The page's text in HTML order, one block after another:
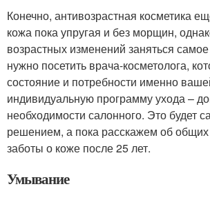
Конечно, антивозрастная косметика
кожа пока упругая и без морщин,
возрастных изменений заняться
нужно посетить врача-косметолога,
состояние и потребности именно
индивидуальную программу ухода –
необходимости салонного. Это будет
решением, а пока расскажем об
заботы о коже после 25 лет.
Умывание